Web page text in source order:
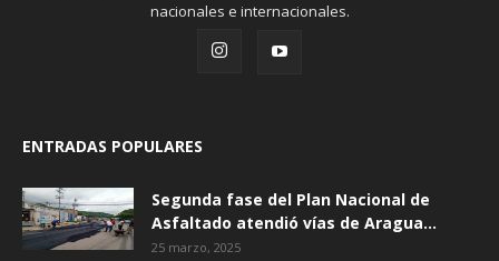
nacionales e internacionales.
ENTRADAS POPULARES
Segunda fase del Plan Nacional de
Asfaltado atendió vías de Aragua...
25 marzo, 2025